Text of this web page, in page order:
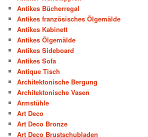
Antikes Bücherregal
Antikes französisches Ölgemälde
Antikes Kabinett
Antikes Ölgemälde
Antikes Sideboard
Antikes Sofa
Antique Tisch
Architektonische Bergung
Architektonische Vasen
Armstühle
Art Deco
Art Deco Bronze
Art Deco Brustschubladen